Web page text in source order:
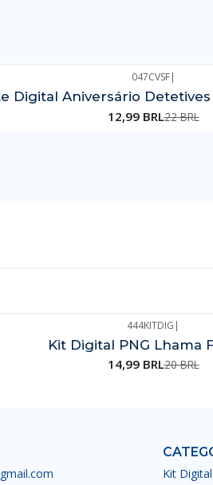
047CVSF|
Digital Aniversário
12,99 BRL22 BRL
444KITDIG |
Kit Digital PNG Lhama
14,99 BRL20 BRL
Kit Digital